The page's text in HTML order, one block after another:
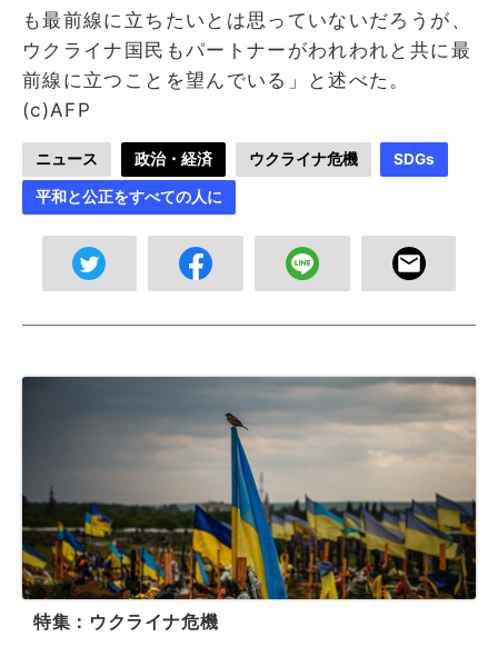
も最前線に立ちたいとは思っていないだろうが、
ウクライナ国民もパートナーがわれわれと共に最
前線に立つことを望んでいる」と述べた。
(c)AFP
ニュース 政治・経済 ウクライナ危機 SDGs
平和と公正をすべての人に
特集：ウクライナ危機